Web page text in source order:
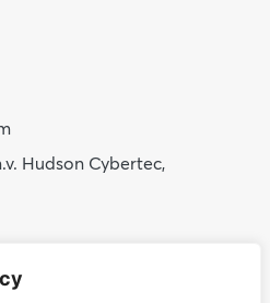
Hudson Cybertec,